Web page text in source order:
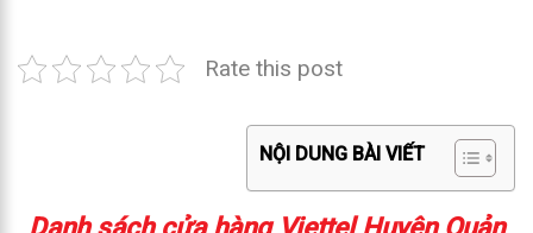
Rate this post
NỘI DUNG BÀI VIẾT